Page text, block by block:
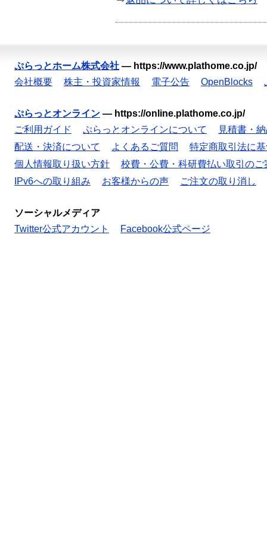
ぷらっとホーム株式会社 — https://www.plathome.co.jp/
会社概要
株主・投資家情報 電子公告 OpenBlocks
ぷらっとオンライン — https://online.plathome.co.jp/
ご利用ガイド
ぷらっとオンラインについて
見積書・
配送・決済について
よくあるご質問
特定商取引法に
個人情報取り扱い方針
校費・公費・科研費払い取引のご
IPv6への取り組み
お客様からの声 ご注文の取り消し
ソーシャルメディア
Twitter公式アカウント
Facebook公式ページ